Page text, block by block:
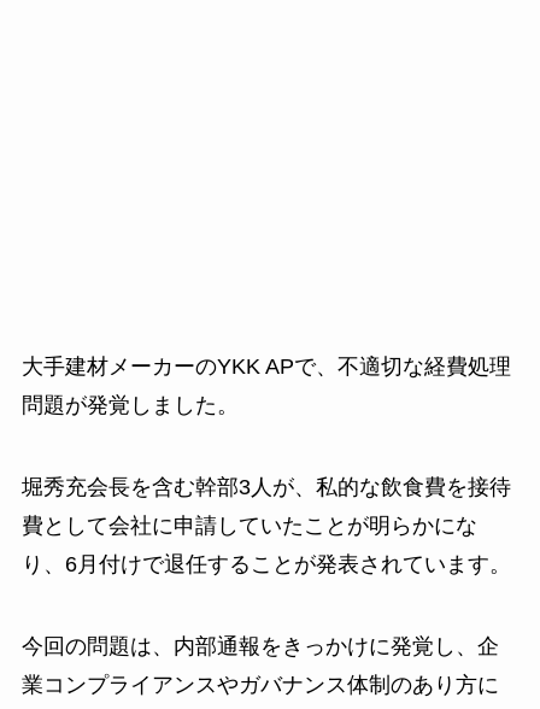
大手建材メーカーのYKK APで、不適切な経費処理
問題が発覚しました。
堀秀充会長を含む幹部3人が、私的な飲食費を接待
費として会社に申請していたことが明らかにな
り、6月付けで退任することが発表されています。
今回の問題は、内部通報をきっかけに発覚し、企
業コンプライアンスやガバナンス体制のあり方に